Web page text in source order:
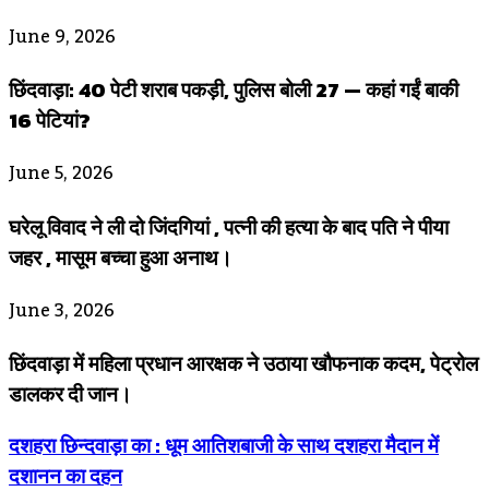
June 9, 2026
छिंदवाड़ा: 40 पेटी शराब पकड़ी, पुलिस बोली 27 — कहां गईं बाकी
16 पेटियां?
June 5, 2026
घरेलू विवाद ने ली दो जिंदगियां , पत्नी की हत्या के बाद पति ने पीया
जहर , मासूम बच्चा हुआ अनाथ।
June 3, 2026
छिंदवाड़ा में महिला प्रधान आरक्षक ने उठाया खौफनाक कदम, पेट्रोल
डालकर दी जान।
दशहरा छिन्दवाड़ा का : धूम आतिशबाजी के साथ दशहरा मैदान में
दशानन का दहन